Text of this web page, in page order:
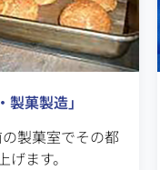
製菓製造」
製菓室でその都
げます。